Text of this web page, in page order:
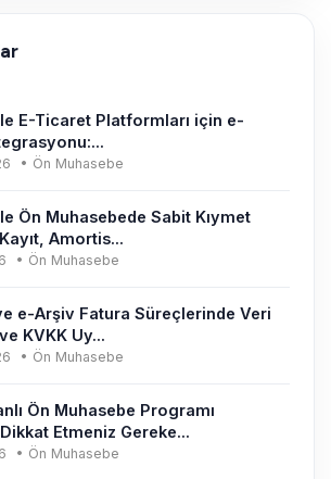
E-Ticaret Platformları için e-
• Ön Muhasebe
Ön Muhasebede Sabit Kıymet
Amortis...
• Ön Muhasebe
e-Arşiv Fatura Süreçlerinde Veri
KVKK Uy...
• Ön Muhasebe
Ön Muhasebe Programı
Etmeniz Gereke...
• Ön Muhasebe